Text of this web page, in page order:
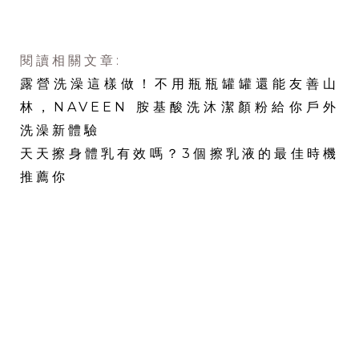
閱讀相關文章:
露營洗澡這樣做！不用瓶瓶罐罐還能友善山
林，NAVEEN 胺基酸洗沐潔顏粉給你戶外
洗澡新體驗
天天擦身體乳有效嗎？3個擦乳液的最佳時機
推薦你